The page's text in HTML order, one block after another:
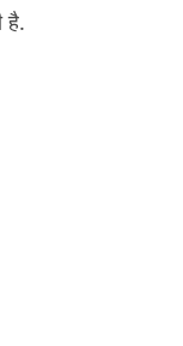
है.